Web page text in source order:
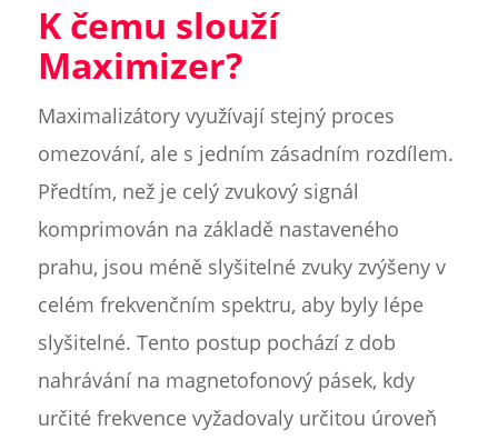
K čemu slouží
Maximizer?
Maximalizátory využívají stejný proces
omezování, ale s jedním zásadním rozdílem.
Předtím, než je celý zvukový signál
komprimován na základě nastaveného
prahu, jsou méně slyšitelné zvuky zvýšeny v
celém frekvenčním spektru, aby byly lépe
slyšitelné. Tento postup pochází z dob
nahrávání na magnetofonový pásek, kdy
určité frekvence vyžadovaly určitou úroveň